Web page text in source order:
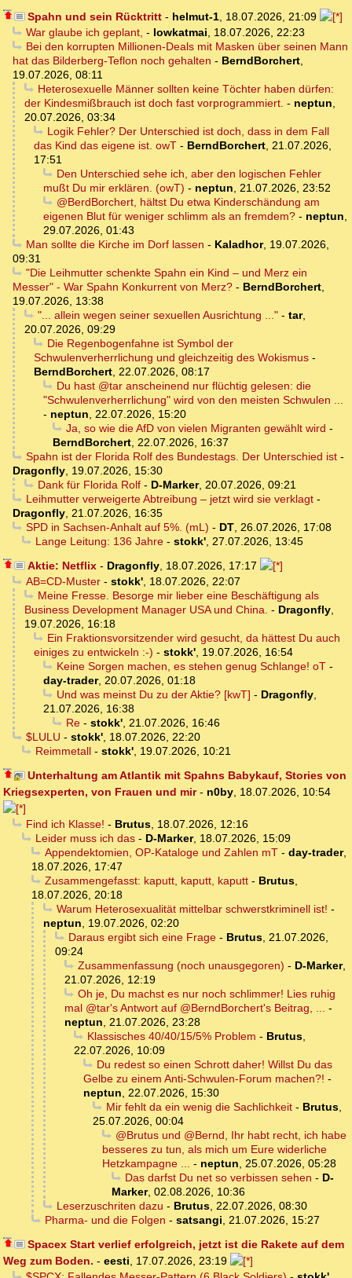
Spahn und sein Rücktritt- helmut-1, 18.07.2026, 21:09
War glaube ich geplant, - lowkatmai, 18.07.2026, 22:23
Bei den korrupten Millionen-Deals mit Masken über seinen Mann
hat das Bilderberg-Teflon noch gehalten - BerndBorchert,
19.07.2026, 08:11
Heterosexuelle Männer sollten keine Töchter haben dürfen:
der Kindesmißbrauch ist doch fast vorprogrammiert. - neptun,
20.07.2026, 03:34
Logik Fehler? Der Unterschied ist doch, dass in dem Fall
das Kind das eigene ist. owT - BerndBorchert, 21.07.2026,
17:51
Den Unterschied sehe ich, aber den logischen Fehler
mußt Du mir erklären. (owT) - neptun, 21.07.2026, 23:52
@BerdBorchert, hältst Du etwa Kinderschändung am
eigenen Blut für weniger schlimm als an fremdem? - neptun,
29.07.2026, 01:43
Man sollte die Kirche im Dorf lassen - Kaladhor, 19.07.2026,
09:31
"Die Leihmutter schenkte Spahn ein Kind – und Merz ein
Messer" - War Spahn Konkurrent von Merz? - BerndBorchert,
19.07.2026, 13:38
"... allein wegen seiner sexuellen Ausrichtung ..."- tar,
20.07.2026, 09:29
Die Regenbogenfahne ist Symbol der
Schwulenverherrlichung und gleichzeitig des Wokismus -
BerndBorchert, 22.07.2026, 08:17
Du hast @tar anscheinend nur flüchtig gelesen: die
"Schwulenverherrlichung" wird von den meisten Schwulen ...
- neptun, 22.07.2026, 15:20
Ja, so wie die AfD von vielen Migranten gewählt wird -
BerndBorchert, 22.07.2026, 16:37
Spahn ist der Florida Rolf des Bundestags. Der Unterschied ist-
Dragonfly, 19.07.2026, 15:30
Dank für Florida Rolf- D-Marker, 20.07.2026, 09:21
Leihmutter verweigerte Abtreibung – jetzt wird sie verklagt-
Dragonfly, 21.07.2026, 16:35
SPD in Sachsen-Anhalt auf 5%. (mL) - DT, 26.07.2026, 17:08
Lange Leitung: 136 Jahre- stokk', 27.07.2026, 13:45
Aktie: Netflix- Dragonfly, 18.07.2026, 17:17
AB=CD-Muster- stokk', 18.07.2026, 22:07
Meine Fresse. Besorge mir lieber eine Beschäftigung als
Business Development Manager USA und China. - Dragonfly,
19.07.2026, 16:18
Ein Fraktionsvorsitzender wird gesucht, da hättest Du auch
einiges zu entwickeln :-) - stokk', 19.07.2026, 16:54
Keine Sorgen machen, es stehen genug Schlange! oT-
day-trader, 20.07.2026, 01:18
Und was meinst Du zu der Aktie? [kwT] - Dragonfly,
21.07.2026, 16:38
Re- stokk', 21.07.2026, 16:46
$LULU - stokk', 18.07.2026, 22:20
Reimmetall- stokk', 19.07.2026, 10:21
Unterhaltung am Atlantik mit Spahns Babykauf, Stories von
Kriegsexperten, von Frauen und mir- n0by, 18.07.2026, 10:54
Find ich Klasse! - Brutus, 18.07.2026, 12:16
Leider muss ich das- D-Marker, 18.07.2026, 15:09
Appendektomien, OP-Kataloge und Zahlen mT- day-trader,
18.07.2026, 17:47
Zusammengefasst: kaputt, kaputt, kaputt- Brutus,
18.07.2026, 20:18
Warum Heterosexualität mittelbar schwerstkriminell ist! -
neptun, 19.07.2026, 02:20
Daraus ergibt sich eine Frage- Brutus, 21.07.2026,
09:24
Zusammenfassung (noch unausgegoren) - D-Marker,
21.07.2026, 12:19
Oh je, Du machst es nur noch schlimmer! Lies ruhig
mal @tar's Antwort auf @BerndBorchert's Beitrag, ... -
neptun, 21.07.2026, 23:28
Klassisches 40/40/15/5% Problem - Brutus,
22.07.2026, 10:09
Du redest so einen Schrott daher! Willst Du das
Gelbe zu einem Anti-Schwulen-Forum machen?! -
neptun, 22.07.2026, 15:30
Mir fehlt da ein wenig die Sachlichkeit- Brutus,
25.07.2026, 00:04
@Brutus und @Bernd, Ihr habt recht, ich habe
besseres zu tun, als mich um Eure widerliche
Hetzkampagne ... - neptun, 25.07.2026, 05:28
Das darfst Du net so verbissen sehen - D-
Marker, 02.08.2026, 10:36
Leserzuschriten dazu - Brutus, 22.07.2026, 08:30
Pharma- und die Folgen - satsangi, 21.07.2026, 15:27
Spacex Start verlief erfolgreich, jetzt ist die Rakete auf dem
Weg zum Boden. - eesti, 17.07.2026, 23:19